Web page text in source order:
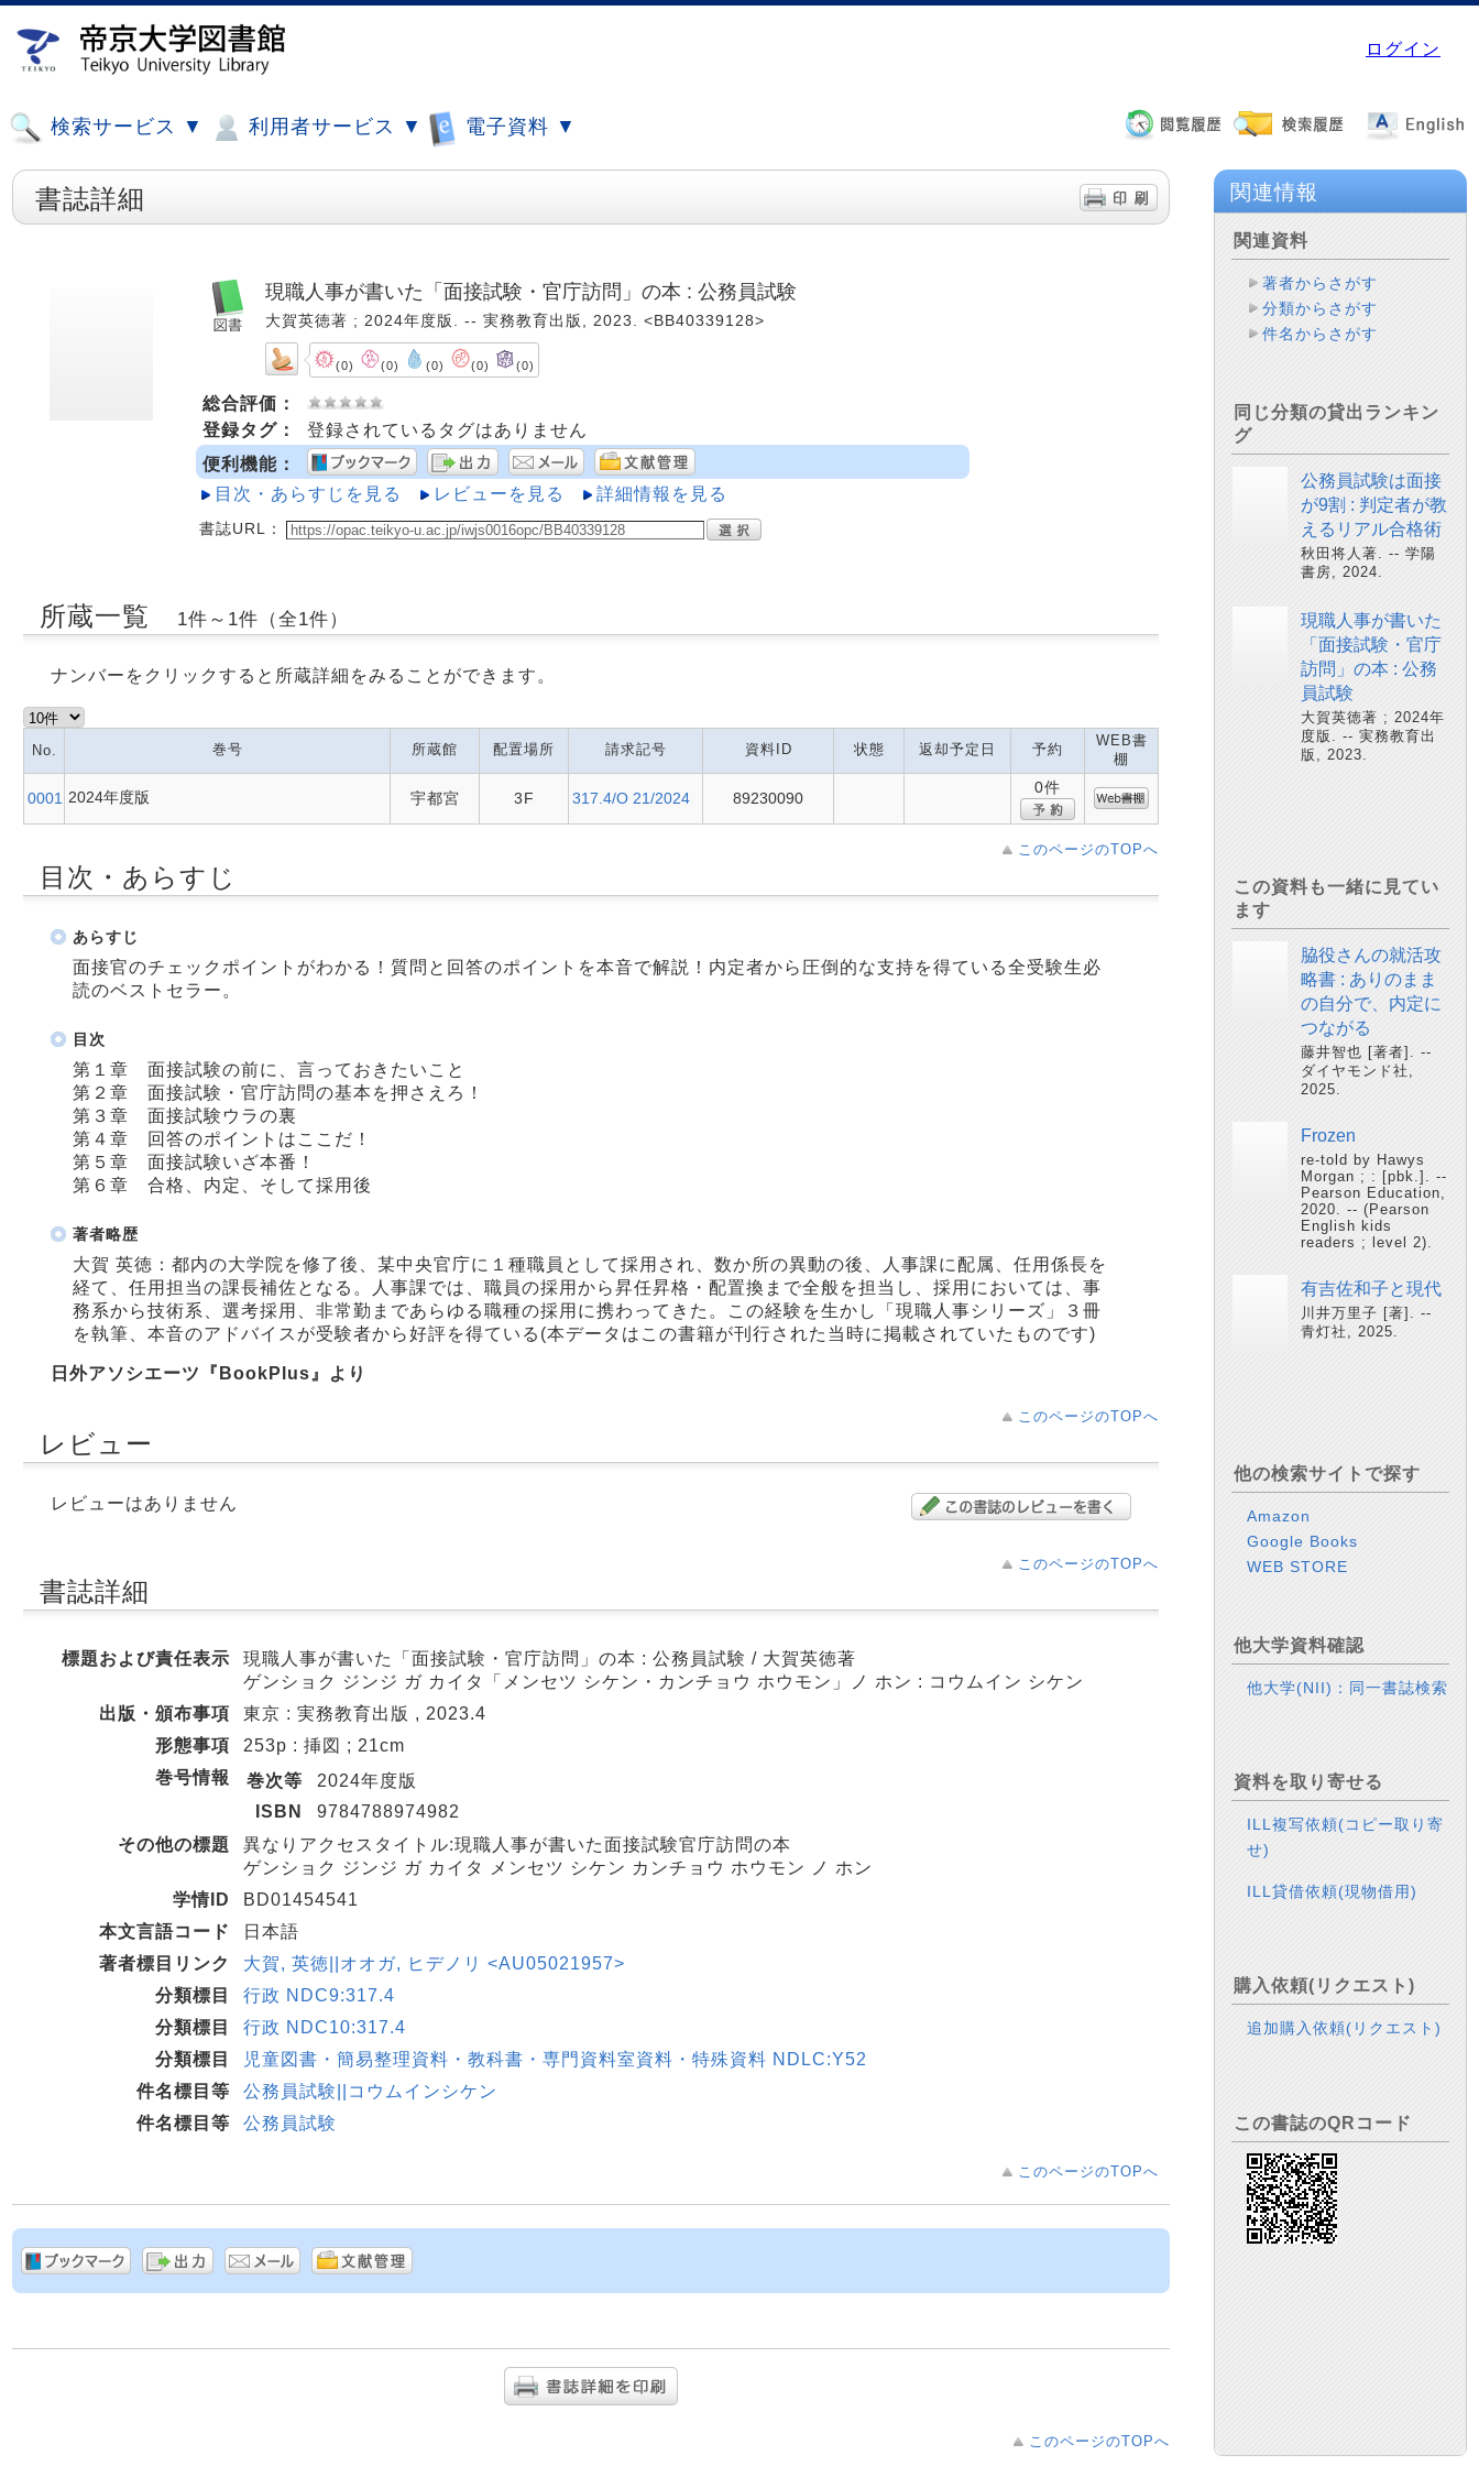
ログイン
検索サービス ▼ 利用者サービス ▼ 電子資料 ▼
書誌詳細
現職人事が書いた「面接試験・官庁訪問」の本 : 公務員試験
大賀英徳著 ; 2024年度版. -- 実務教育出版, 2023. <BB40339128>
(0) (0) (0) (0) (0)
総合評価：
登録タグ：
登録されているタグはありません
便利機能：
目次・あらすじを見る
レビューを見る 詳細情報を見る
書誌URL：
所蔵一覧 1件～1件（全1件）
ナンバーをクリックすると所蔵詳細をみることができます。
No. 巻号 所蔵館 配置場所 請求記号 資料ID 状態 返却予定日 予約
WEB書
棚
0001 2024年度版 宇都宮 3F 317.4/O 21/2024 89230090
0件
このページのTOPへ
目次・あらすじ
あらすじ
面接官のチェックポイントがわかる！質問と回答のポイントを本音で解説！内定者から圧倒的な支持を得ている全受験生必
読のベストセラー。
目次
第１章 面接試験の前に、言っておきたいこと
第２章 面接試験・官庁訪問の基本を押さえろ！
第３章 面接試験ウラの裏
第４章 回答のポイントはここだ！
第５章 面接試験いざ本番！
第６章 合格、内定、そして採用後
著者略歴
大賀 英徳：都内の大学院を修了後、某中央官庁に１種職員として採用され、数か所の異動の後、人事課に配属、任用係長を
経て、任用担当の課長補佐となる。人事課では、職員の採用から昇任昇格・配置換まで全般を担当し、採用においては、事
務系から技術系、選考採用、非常勤まであらゆる職種の採用に携わってきた。この経験を生かし「現職人事シリーズ」３冊
を執筆、本音のアドバイスが受験者から好評を得ている(本データはこの書籍が刊行された当時に掲載されていたものです)
日外アソシエーツ『BookPlus』より
このページのTOPへ
レビュー
レビューはありません
このページのTOPへ
書誌詳細
標題および責任表示
現職人事が書いた「面接試験・官庁訪問」の本 : 公務員試験 / 大賀英徳著
ゲンショク ジンジ ガ カイタ「メンセツ シケン・カンチョウ ホウモン」ノ ホン : コウムイン シケン
出版・頒布事項
東京 : 実務教育出版 , 2023.4
形態事項
253p : 挿図 ; 21cm
巻号情報
巻次等
2024年度版
ISBN
9784788974982
その他の標題
異なりアクセスタイトル:現職人事が書いた面接試験官庁訪問の本
ゲンショク ジンジ ガ カイタ メンセツ シケン カンチョウ ホウモン ノ ホン
学情ID
BD01454541
本文言語コード
日本語
著者標目リンク
大賀, 英徳||オオガ, ヒデノリ <AU05021957>
分類標目
行政 NDC9:317.4
分類標目
行政 NDC10:317.4
分類標目
児童図書・簡易整理資料・教科書・専門資料室資料・特殊資料 NDLC:Y52
件名標目等
公務員試験||コウムインシケン
件名標目等
公務員試験
このページのTOPへ
このページのTOPへ
関連情報
関連資料
著者からさがす
分類からさがす
件名からさがす
同じ分類の貸出ランキン
グ
公務員試験は面接
が9割 : 判定者が教
えるリアル合格術
秋田将人著. -- 学陽
書房, 2024.
現職人事が書いた
「面接試験・官庁
訪問」の本 : 公務
員試験
大賀英徳著 ; 2024年
度版. -- 実務教育出
版, 2023.
この資料も一緒に見てい
ます
脇役さんの就活攻
略書 : ありのまま
の自分で、内定に
つながる
藤井智也 [著者]. --
ダイヤモンド社,
2025.
Frozen
re-told by Hawys
Morgan ; : [pbk.]. --
Pearson Education,
2020. -- (Pearson
English kids
readers ; level 2).
有吉佐和子と現代
川井万里子 [著]. --
青灯社, 2025.
他の検索サイトで探す
Amazon
Google Books
WEB STORE
他大学資料確認
他大学(NII)：同一書誌検索
資料を取り寄せる
ILL複写依頼(コピー取り寄
せ)
ILL貸借依頼(現物借用)
購入依頼(リクエスト)
追加購入依頼(リクエスト)
この書誌のQRコード